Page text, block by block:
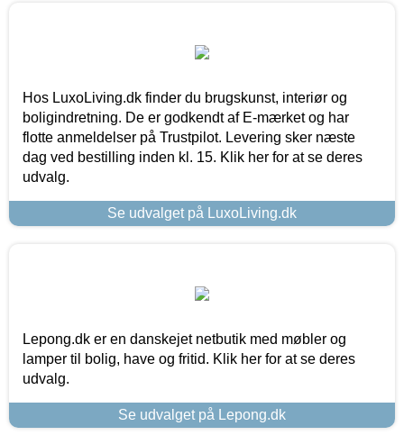
Hos LuxoLiving.dk finder du brugskunst, interiør og
boligindretning. De er godkendt af E-mærket og har
flotte anmeldelser på Trustpilot. Levering sker næste
dag ved bestilling inden kl. 15. Klik her for at se deres
udvalg.
Se udvalget på LuxoLiving.dk
Lepong.dk er en danskejet netbutik med møbler og
lamper til bolig, have og fritid. Klik her for at se deres
udvalg.
Se udvalget på Lepong.dk